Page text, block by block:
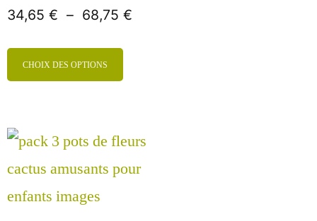
34,65 € – 68,75 €
CHOIX DES OPTIONS